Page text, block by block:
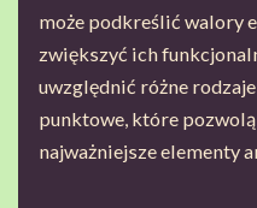
może podkreślić walory
zwiększyć ich
uwzględnić różne
punktowe, które
najważniejsze elementy